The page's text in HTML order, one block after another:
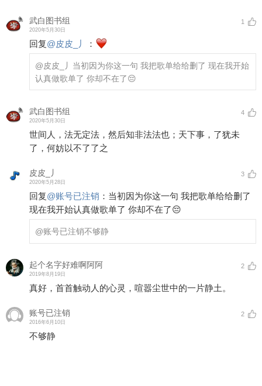
武白图书组
2020年5月30日
1
回复@皮皮_丿 ：
@皮皮_丿 当初因为你这一句 我把歌单给给删了 现在我开始
认真做歌单了 你却不在了😔
武白图书组
2020年5月30日
4
世间人，法无定法，然后知非法法也；天下事，了犹未
了，何妨以不了了之
皮皮_丿
2020年5月28日
3
回复@账号已注销 ： 当初因为你这一句 我把歌单给给删了
现在我开始认真做歌单了 你却不在了😔
@账号已注销不够静
起个名字好难啊阿阿
2019年8月19日
2
真好，首首触动人的心灵，喧嚣尘世中的一片静土。
账号已注销
2016年6月10日
2
不够静